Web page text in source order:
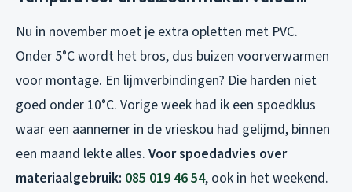
Nu in november moet je extra opletten met PVC.
Onder 5°C wordt het bros, dus buizen voorverwarmen
voor montage. En lijmverbindingen? Die harden niet
goed onder 10°C. Vorige week had ik een spoedklus
waar een aannemer in de vrieskou had gelijmd, binnen
een maand lekte alles. Voor spoedadvies over
materiaalgebruik: 085 019 46 54, ook in het weekend.